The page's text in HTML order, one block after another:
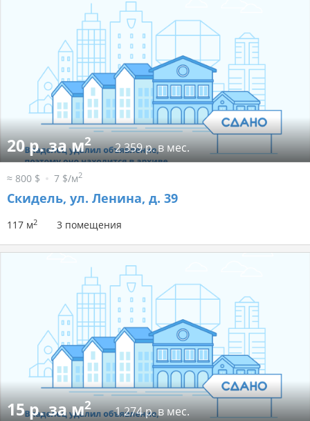
20 р. за м2 2 359 р. в мес.
≈ 800 $ 7 $/м2
Скидель, ул. Ленина, д. 39
117 м2 3 помещения
15 р. за м2 1 274 р. в мес.